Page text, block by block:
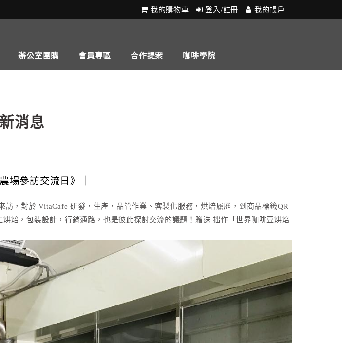
我的購物車 登入/註冊 我的帳戶
辦公室團購 會員專區 合作提案 咖啡學院
消息
場參訪交流日》｜
，對於 VitaCafe 研發，生產，品管作業、客製化服務，烘焙履歷，到商品標籤QR
焙，包裝設計，行銷通路，也是彼此探討交流的議題！贈送 拙作「世界咖啡豆烘焙